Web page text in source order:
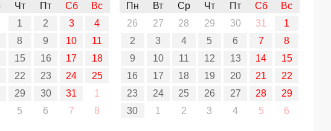
Чт Пт Сб
Вс
1 2 3
4
8 9 10
11
15 16 17
18
22 23 24
25
29 30 31
1
5 6 7 8
Пн
Вт Ср Чт Пт Сб
Вс
26
27 28 29 30 31
1
2
3 4 5 6 7
8
9
10 11 12 13 14
15
16
17 18 19 20 21
22
23
24 25 26 27 28
29
30
1 2 3 4 5 6